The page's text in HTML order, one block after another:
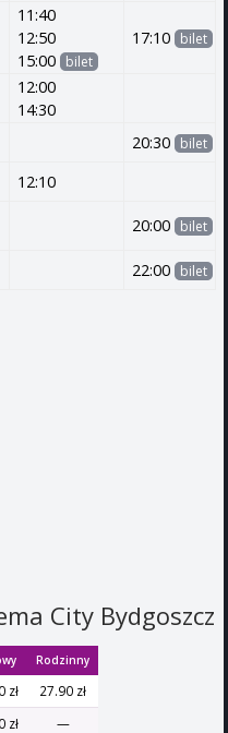
11:40
12:50
15:00 bilet
17:10 bilet
12:00
14:30
20:30 bilet
12:10
20:00 bilet
22:00 bilet
City Bydgoszcz
Rodzinny
zł
27.90 zł
zł
—